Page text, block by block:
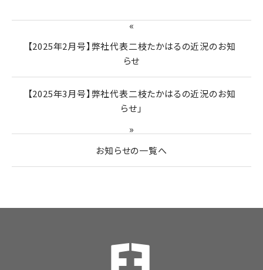
«
【2025年2月号】弊社代表二枝たかはるの近況のお知
らせ
お知らせの一覧へ
【2025年3月号】弊社代表二枝たかはるの近況のお知
らせ」
»